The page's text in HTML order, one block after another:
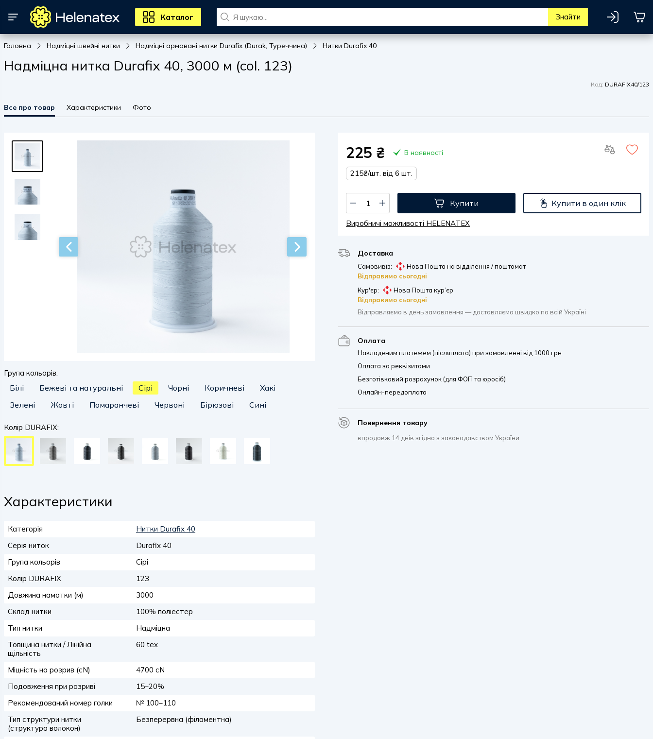
Каталог Знайти
Головна Надміцні швейні нитки Надміцні армовані нитки Durafix (Durak, Туреччина) Нитки Durafix 40
Надміцна нитка Durafix 40, 3000 м (col. 123)
Код: DURAFIX40/123
Все про товар Характеристики Фото
Група кольорів:
Білі Бежеві та натуральні Сірі Чорні Коричневі
Хакі
Зелені
Жовті Помаранчеві Червоні Бірюзові Сині
Колір DURAFIX:
225 ₴ В наявності
215₴/шт. від 6 шт.
Купити Купити в один клік
Виробничі можливості HELENATEX
Доставка
Самовивіз:
Нова Пошта на відділення / поштомат
Відправимо сьогодні
Кур'єр:
Нова Пошта кур’єр
Відправимо сьогодні
Відправляємо в день замовлення — доставляємо швидко по всій Україні
Оплата
Накладеним платежем (післяплата) при замовленні від 1000 грн
Оплата за реквізитами
Безготівковий розрахунок (для ФОП та юросіб)
Онлайн-передоплата
Повернення товару
впродовж 14 днів згідно з законодавством України
Характеристики
Категорія
Нитки Durafix 40
Серія ниток
Durafix 40
Група кольорів
Сірі
Колір DURAFIX
123
Довжина намотки (м)
3000
Склад нитки
100% поліестер
Тип нитки
Надміцна
Товщина нитки / Лінійна
щільність
60 tex
Міцність на розрив (сN)
4700 сN
Подовження при розриві
15–20%
Рекомендований номер голки
№ 100–110
Тип структури нитки
(структура волокон)
Безперервна (філаментна)